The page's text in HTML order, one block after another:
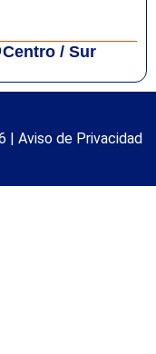
/ Sur
| Aviso de Privacidad